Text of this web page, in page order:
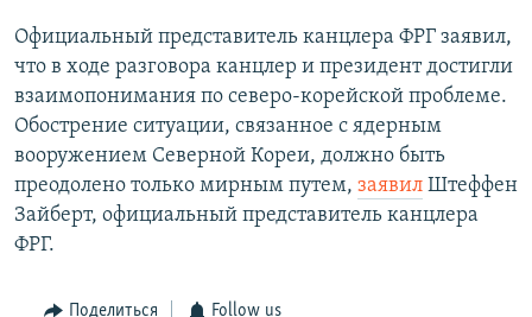
Официальный представитель канцлера ФРГ заявил,
что в ходе разговора канцлер и президент достигли
взаимопонимания по северо-корейской проблеме.
Обострение ситуации, связанное с ядерным
вооружением Северной Кореи, должно быть
преодолено только мирным путем, заявил Штеффен
Зайберт, официальный представитель канцлера
ФРГ.
Поделиться Follow us